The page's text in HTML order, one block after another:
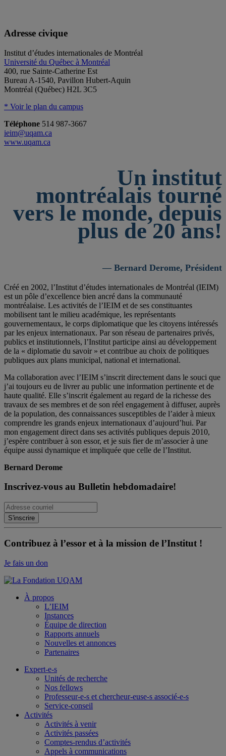
Adresse civique
Institut d’études internationales de Montréal
Université du Québec à Montréal
400, rue Sainte-Catherine Est
Bureau A-1540, Pavillon Hubert-Aquin
Montréal (Québec) H2L 3C5
* Voir le plan du campus
Téléphone 514 987-3667
ieim@uqam.ca
www.uqam.ca
Un institut
montréalais tourné
vers le monde, depuis
plus de 20 ans!
— Bernard Derome, Président
Créé en 2002, l’Institut d’études internationales de Montréal (IEIM)
est un pôle d’excellence bien ancré dans la communauté
montréalaise. Les activités de l’IEIM et de ses constituantes
mobilisent tant le milieu académique, les représentants
gouvernementaux, le corps diplomatique que les citoyens intéressés
par les enjeux internationaux. Par son réseau de partenaires privés,
publics et institutionnels, l’Institut participe ainsi au développement
de la « diplomatie du savoir » et contribue au choix de politiques
publiques aux plans municipal, national et international.
Ma collaboration avec l’IEIM s’inscrit directement dans le souci que
j’ai toujours eu de livrer au public une information pertinente et de
haute qualité. Elle s’inscrit également au regard de la richesse des
travaux de ses membres et de son réel engagement à diffuser, auprès
de la population, des connaissances susceptibles de l’aider à mieux
comprendre les grands enjeux internationaux d’aujourd’hui. Par
mon engagement direct dans ses activités publiques depuis 2010,
j’espère contribuer à son essor, et je suis fier de m’associer à une
équipe aussi dynamique et impliquée que celle de l’Institut.
Bernard Derome
Inscrivez-vous au Bulletin hebdomadaire!
Contribuez à l’essor et à la mission de l’Institut !
Je fais un don
À propos
L’IEIM
Instances
Équipe de direction
Rapports annuels
Nouvelles et annonces
Partenaires
Expert-e-s
Unités de recherche
Nos fellows
Professeur-e-s et chercheur-euse-s associé-e-s
Service-conseil
Activités
Activités à venir
Activités passées
Comptes-rendus d’activités
Appels à communications